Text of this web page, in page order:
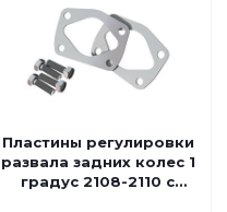
Пластины регулировки
развала задних колес 1
градус 2108-2110 с